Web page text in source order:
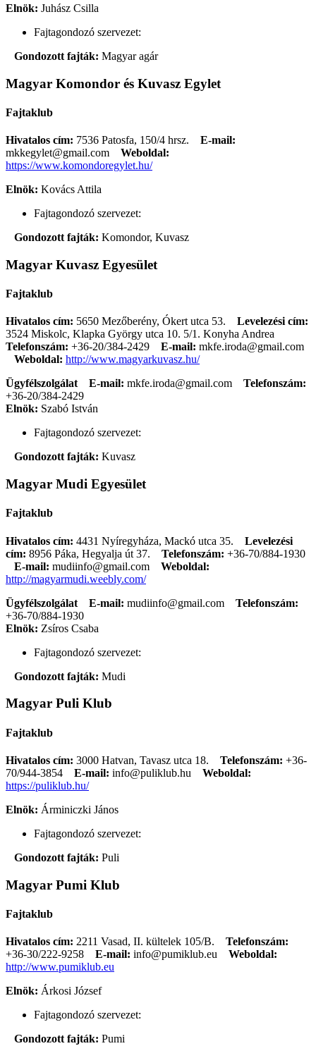
Elnök: Juhász Csilla
Fajtagondozó szervezet:
Gondozott fajták: Magyar agár
Magyar Komondor és Kuvasz Egylet
Fajtaklub
Hivatalos cím: 7536 Patosfa, 150/4 hrsz. E-mail:
mkkegylet@gmail.com
Weboldal:
https://www.komondoregylet.hu/
Elnök: Kovács Attila
Fajtagondozó szervezet:
Gondozott fajták: Komondor, Kuvasz
Magyar Kuvasz Egyesület
Fajtaklub
Hivatalos cím: 5650 Mezőberény, Ókert utca 53. Levelezési cím:
3524 Miskolc, Klapka György utca 10. 5/1. Konyha Andrea
Telefonszám: +36-20/384-2429 E-mail: mkfe.iroda@gmail.com
Weboldal: http://www.magyarkuvasz.hu/
Ügyfélszolgálat
E-mail: mkfe.iroda@gmail.com
Telefonszám:
+36-20/384-2429
Elnök: Szabó István
Fajtagondozó szervezet:
Gondozott fajták: Kuvasz
Magyar Mudi Egyesület
Fajtaklub
Hivatalos cím: 4431 Nyíregyháza, Mackó utca 35. Levelezési
cím: 8956 Páka, Hegyalja út 37. Telefonszám: +36-70/884-1930
E-mail: mudiinfo@gmail.com
Weboldal:
http://magyarmudi.weebly.com/
Ügyfélszolgálat
E-mail: mudiinfo@gmail.com
Telefonszám:
+36-70/884-1930
Elnök: Zsíros Csaba
Fajtagondozó szervezet:
Gondozott fajták: Mudi
Magyar Puli Klub
Fajtaklub
Hivatalos cím: 3000 Hatvan, Tavasz utca 18. Telefonszám: +36-
70/944-3854
E-mail: info@puliklub.hu
Weboldal:
https://puliklub.hu/
Elnök: Árminiczki János
Fajtagondozó szervezet:
Gondozott fajták: Puli
Magyar Pumi Klub
Fajtaklub
Hivatalos cím: 2211 Vasad, II. kültelek 105/B. Telefonszám:
+36-30/222-9258
E-mail: info@pumiklub.eu
Weboldal:
http://www.pumiklub.eu
Elnök: Árkosi József
Fajtagondozó szervezet:
Gondozott fajták: Pumi